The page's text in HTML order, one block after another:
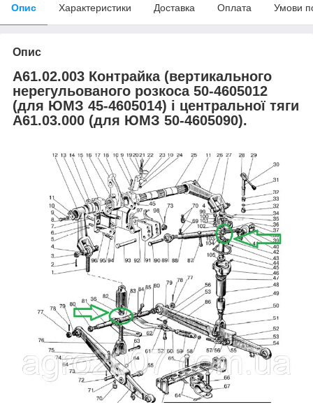
Опис Характеристики Доставка Оплата Умови
Опис
А61.02.003 Контрайка (вертикального
нерегульованого розкоса 50-4605012
(для ЮМЗ 45-4605014) і центральної тяги
А61.03.000 (для ЮМЗ 50-4605090).